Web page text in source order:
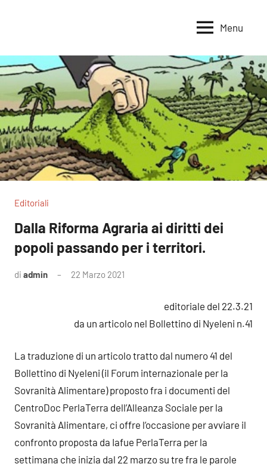
per
la
Terra
per
la
Sovranità
Alimentare
Menu
Editoriali
Dalla Riforma Agraria ai diritti dei
popoli passando per i territori.
di admin 22 Marzo 2021
editoriale del 22.3.21
da un articolo nel Bollettino di Nyeleni n.41
La traduzione di un articolo tratto dal numero 41 del
Bollettino di Nyeleni (il Forum internazionale per la
Sovranità Alimentare) proposto fra i documenti del
CentroDoc PerlaTerra dell’Alleanza Sociale per la
Sovranità Alimentare, ci offre l’occasione per avviare il
confronto proposta da Iafue PerlaTerra per la
settimana che inizia dal 22 marzo su tre fra le parole